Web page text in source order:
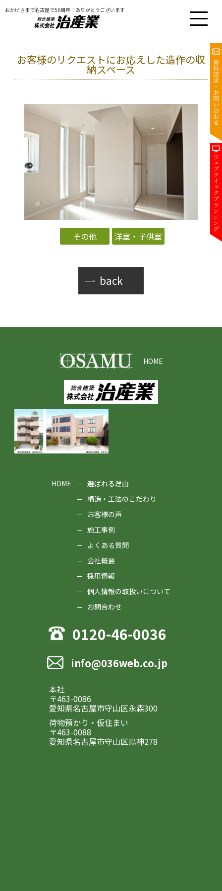
おかげさまで名古屋で56周年！ありがとうございます
お客様のリクエストにお応えした造作の収
納スペース
その他 洋室・子供室
back
HOME
HOME
選ばれる理由
構造・工法のこだわり
お客様の声
施工事例
よくある質問
会社概要
採用情報
個人情報の取扱いについて
お問合わせ
0120-46-0036
info@036web.co.jp
本社
〒463-0086
愛知県名古屋市守山区永森300
荷物預かり・仮住まい
〒463-0088
愛知県名古屋市守山区鳥神278